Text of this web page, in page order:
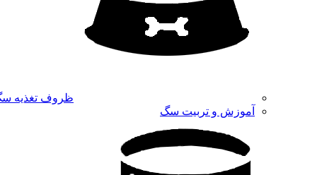
ظروف تغذیه
آموزش و تربیت سگ